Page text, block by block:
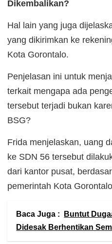
Dikembalikan?
Hal lain yang juga
yang dikirimkan ke
Kota Gorontalo.
Penjelasan ini untuk
terkait mengapa ada
tersebut terjadi bukan
BSG?
Frida menjelaskan, uang
ke SDN 56 tersebut
dari kantor pusat,
pemerintah Kota
Baca Juga :
Buntut
Didesak Berhentikan